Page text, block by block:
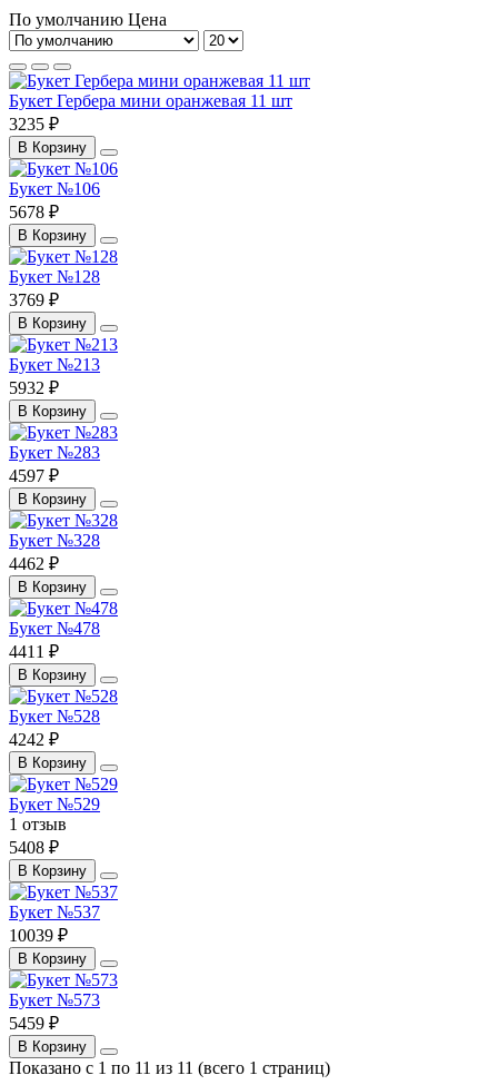
По умолчанию Цена
Букет Гербера мини оранжевая 11 шт
3235 ₽
В Корзину
Букет №106
5678 ₽
В Корзину
Букет №128
3769 ₽
В Корзину
Букет №213
5932 ₽
В Корзину
Букет №283
4597 ₽
В Корзину
Букет №328
4462 ₽
В Корзину
Букет №478
4411 ₽
В Корзину
Букет №528
4242 ₽
В Корзину
Букет №529
1 отзыв
5408 ₽
В Корзину
Букет №537
10039 ₽
В Корзину
Букет №573
5459 ₽
В Корзину
Показано с 1 по 11 из 11 (всего 1 страниц)